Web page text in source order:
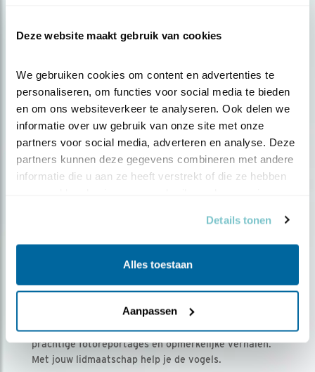
Deze website maakt gebruik van cookies
We gebruiken cookies om content en advertenties te
personaliseren, om functies voor social media te bieden
en om ons websiteverkeer te analyseren. Ook delen we
informatie over uw gebruik van onze site met onze
partners voor social media, adverteren en analyse. Deze
partners kunnen deze gegevens combineren met andere
informatie die u aan ze heeft verstrekt of die ze hebben
Details tonen
Alles toestaan
Aanpassen
Ontvang 5 x Vogels voor € 36,00 per jaar
Vogels is het tijdschrift voor onze leden, met
prachtige fotoreportages en opmerkelijke verhalen.
Met jouw lidmaatschap help je de vogels.